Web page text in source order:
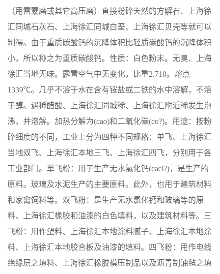
（用雷蒙磨或其它高压磨）直接粉碎天然的方解石、上海徐
汇同城石灰石、上海徐汇同城白垩、上海徐汇贝壳等就可以
制得。由于重质碳酸钙的沉降体积比轻质碳酸钙的沉降体积
小，所以称之为重质碳酸钙。性质：白色粉末。无臭、上海
徐汇当地无味。露置空气中无变化，比重2.710。熔点
1339℃。几乎不溶于水在含有铵盐或二铁的水中溶解，不溶
于醇。遇稀醋酸、上海徐汇同城稀、上海徐汇附近稀发生泡
沸，并溶解。加热分解为(cao)和二氧化碳(co?)。用途：按粉
碎细度的不同，工业上分为四种不同规格：单飞、上海徐汇
当地双飞、上海徐汇本地三飞、上海徐汇四飞，分别用于各
工业部门。单飞粉：用于生产无水氯化钙(cacl?)，是生产的
原料。玻璃及水泥生产的主要原料。此外，也用于建筑材料
和家禽饲料等。双飞粉：是生产无水氯化钙和玻璃等的原
料、上海徐汇橡胶和油漆的白色填料，以及建筑材料等。三
飞粉：用作塑料、上海徐汇本地涂料腻子、上海徐汇本地涂
料、上海徐汇本地胶合板及油漆的填料。四飞粉：用作电线
绝缘层之填料、上海徐汇橡胶模压制品以及沥青制油毡之填